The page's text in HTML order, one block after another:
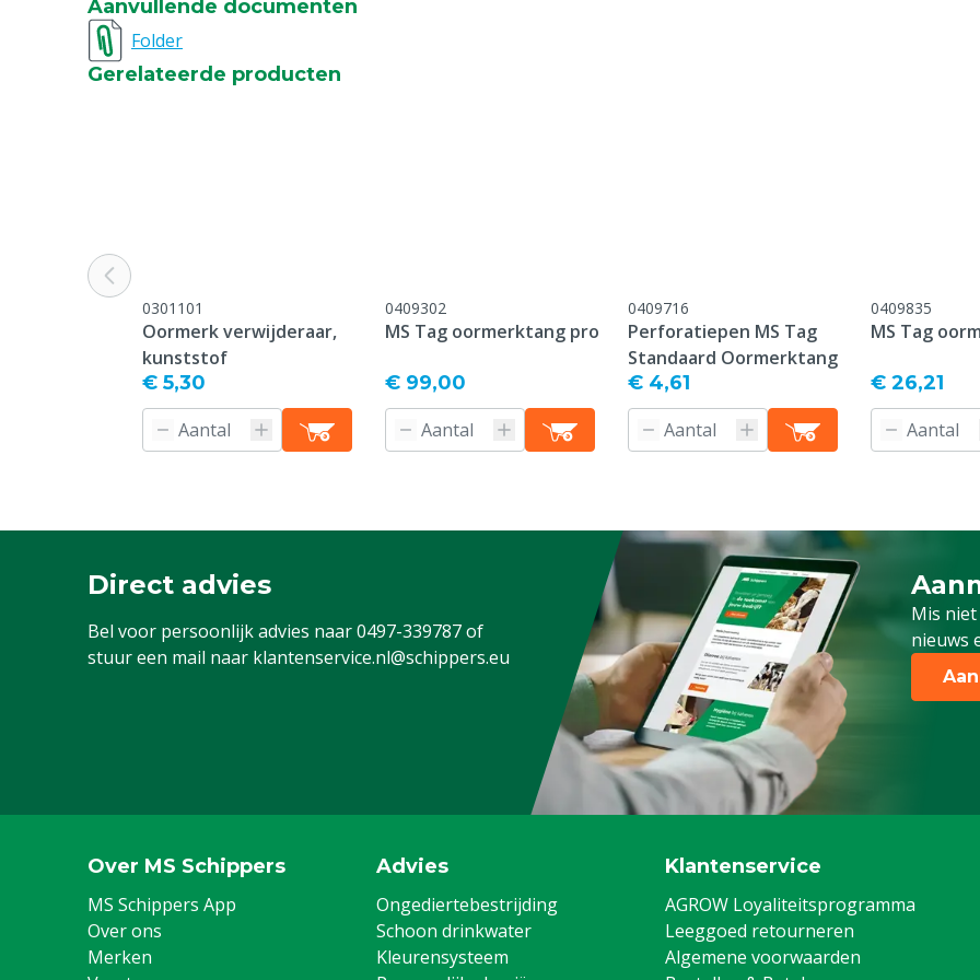
Bedrukking
Type sluiting pin
Kleur
Oranje
Nummerreeks
Aanvullende documenten
Folder
Gerelateerde producten
0301101
Oormerk verwijderaar,
kunststof
€ 5,30
0409302
MS Tag oormerktang pro
€ 99,00
0409716
Perforatiepen MS Tag
Standaard Oormerktang
€ 4,61
0409835
MS Tag
€ 26,21
Direct advies
Bel voor persoonlijk advies naar0497-339787of
stuur een mail naar klantenservice.nl@schippers.eu
Mis
nieuws
Schrijf
Over MS Schippers
MS Schippers App
Over ons
Merken
Advies
Ongediertebestrijding
Schoon drinkwater
Kleurensysteem
Klantenservice
AGROW Loyaliteitsprogramma
Leeggoed retourneren
Algemene voorwaarden